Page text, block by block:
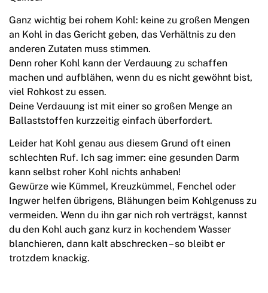
Ganz wichtig bei rohem Kohl: keine zu großen Mengen
an Kohl in das Gericht geben, das Verhältnis zu den
anderen Zutaten muss stimmen.
Denn roher Kohl kann der Verdauung zu schaffen
machen und aufblähen, wenn du es nicht gewöhnt bist,
viel Rohkost zu essen.
Deine Verdauung ist mit einer so großen Menge an
Ballaststoffen kurzzeitig einfach überfordert.
Leider hat Kohl genau aus diesem Grund oft einen
schlechten Ruf. Ich sag immer: eine gesunden Darm
kann selbst roher Kohl nichts anhaben!
Gewürze wie Kümmel, Kreuzkümmel, Fenchel oder
Ingwer helfen übrigens, Blähungen beim Kohlgenuss zu
vermeiden. Wenn du ihn gar nich roh verträgst, kannst
du den Kohl auch ganz kurz in kochendem Wasser
blanchieren, dann kalt abschrecken – so bleibt er
trotzdem knackig.